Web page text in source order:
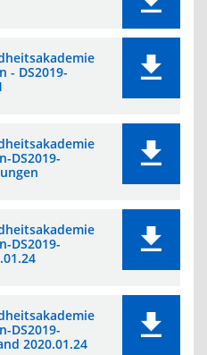
- DS2019-
DS2019-
DS2019-
DS2019-
2020.01.24